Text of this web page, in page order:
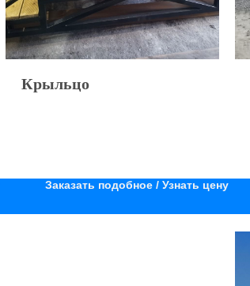
Крыльцо
Заказать подобное / Узнать цену